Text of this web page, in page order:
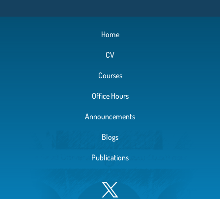
Home
CV
Courses
Office Hours
Announcements
Blogs
Publications